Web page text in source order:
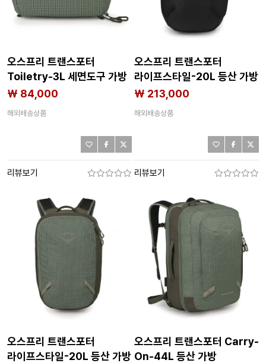
오스프리 트랜스포터
Toiletry-3L 세면도구 가방
2143182927
₩ 84,000
해외배송상품
리뷰보기
오스프리 트랜스포터
라이프스타일-20L 등산 가방
2143182926
₩ 213,000
해외배송상품
리뷰보기
오스프리 트랜스포터
라이프스타일-20L 등산 가방
오스프리 트랜스포터 Carry-
On-44L 등산 가방